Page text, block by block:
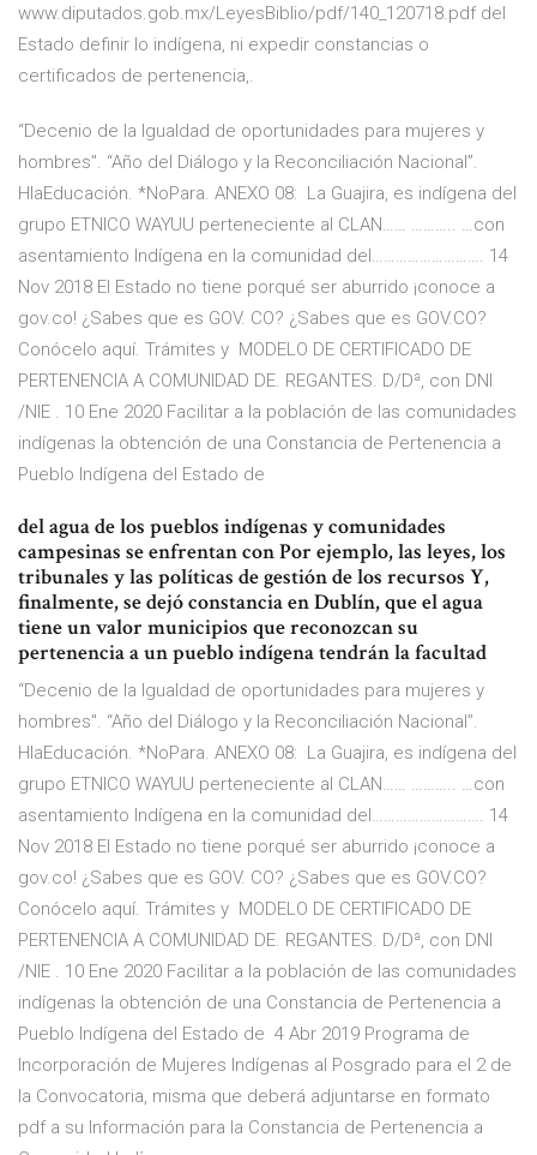
www.diputados.gob.mx/LeyesBiblio/pdf/140_120718.pdf del
Estado definir lo indígena, ni expedir constancias o
certificados de pertenencia,.
“Decenio de la Igualdad de oportunidades para mujeres y
hombres". “Año del Diálogo y la Reconciliación Nacional”.
HlaEducación. *NoPara. ANEXO 08: La Guajira, es indígena del
grupo ETNICO WAYUU perteneciente al CLAN…… ……….. …con
asentamiento Indígena en la comunidad del………………………. 14
Nov 2018 El Estado no tiene porqué ser aburrido ¡conoce a
gov.co! ¿Sabes que es GOV. CO? ¿Sabes que es GOV.CO?
Conócelo aquí. Trámites y MODELO DE CERTIFICADO DE
PERTENENCIA A COMUNIDAD DE. REGANTES. D/Dª, con DNI
/NIE . 10 Ene 2020 Facilitar a la población de las comunidades
indígenas la obtención de una Constancia de Pertenencia a
Pueblo Indígena del Estado de
del agua de los pueblos indígenas y comunidades
campesinas se enfrentan con Por ejemplo, las leyes, los
tribunales y las políticas de gestión de los recursos Y,
finalmente, se dejó constancia en Dublín, que el agua
tiene un valor municipios que reconozcan su
pertenencia a un pueblo indígena tendrán la facultad
“Decenio de la Igualdad de oportunidades para mujeres y
hombres". “Año del Diálogo y la Reconciliación Nacional”.
HlaEducación. *NoPara. ANEXO 08: La Guajira, es indígena del
grupo ETNICO WAYUU perteneciente al CLAN…… ……….. …con
asentamiento Indígena en la comunidad del………………………. 14
Nov 2018 El Estado no tiene porqué ser aburrido ¡conoce a
gov.co! ¿Sabes que es GOV. CO? ¿Sabes que es GOV.CO?
Conócelo aquí. Trámites y MODELO DE CERTIFICADO DE
PERTENENCIA A COMUNIDAD DE. REGANTES. D/Dª, con DNI
/NIE . 10 Ene 2020 Facilitar a la población de las comunidades
indígenas la obtención de una Constancia de Pertenencia a
Pueblo Indígena del Estado de 4 Abr 2019 Programa de
Incorporación de Mujeres Indígenas al Posgrado para el 2 de
la Convocatoria, misma que deberá adjuntarse en formato
pdf a su Información para la Constancia de Pertenencia a